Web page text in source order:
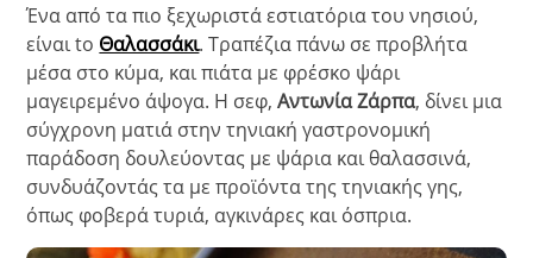
Ένα από τα πιο ξεχωριστά εστιατόρια του νησιού,
είναι tο Θαλασσάκι. Τραπέζια πάνω σε προβλήτα
μέσα στο κύμα, και πιάτα με φρέσκο ψάρι
μαγειρεμένο άψογα. Η σεφ,Αντωνία Ζάρπα, δίνει μια
σύγχρονη ματιά στην τηνιακή γαστρονομική
παράδοση δουλεύοντας με ψάρια και θαλασσινά,
συνδυάζοντάς τα με προϊόντα της τηνιακής γης,
όπως φοβερά τυριά, αγκινάρες και όσπρια.